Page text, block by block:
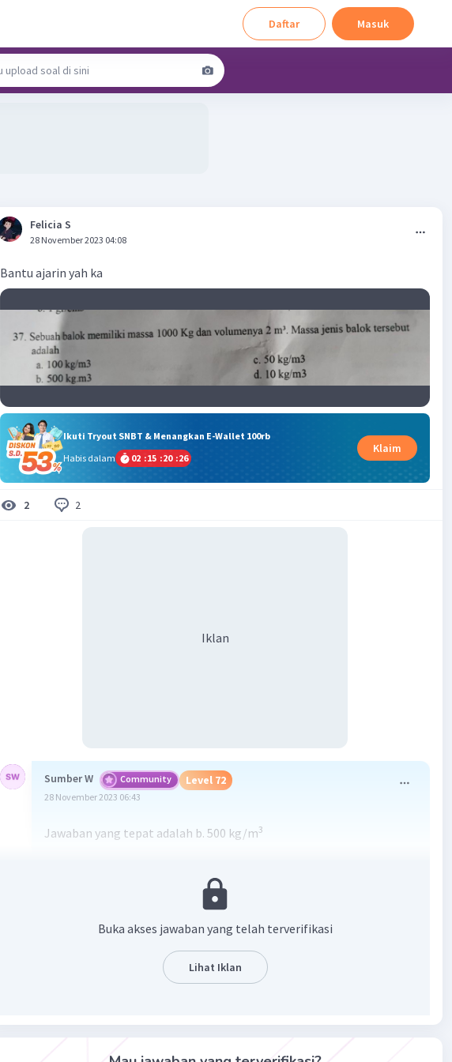
Daftar Masuk
Felicia S
28 November 2023 04:08
Bantu ajarin yah ka
Ikuti Tryout SNBT & Menangkan E-Wallet 100rb
Habis dalam
02 :15 :20 :26
Klaim
2 2
Iklan
Sumber W Community Level 72
28 November 2023 06:43
Jawaban yang tepat adalah b. 500 kg/m3
Buka akses jawaban yang telah terverifikasi
Lihat Iklan